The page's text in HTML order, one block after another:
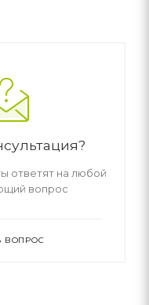
ответят на любой
вопрос
ВОПРОС